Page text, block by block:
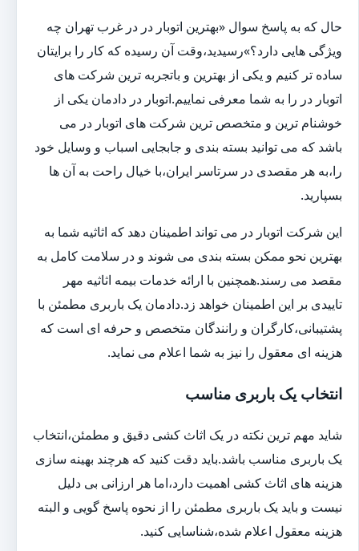
حال که به پاسخ سوال «بهترین اتوبار در در غرب تهران چه
ویژگی هایی دارد؟»رسیدید،وقت آن رسیده که کار را برایتان
ساده تر کنیم و یکی از بهترین و باتجربه ترین شرکت های
اتوبار در را به شما معرفی نماییم.اتوبار در دادمان یکی از
خوشنام ترین و متخصص ترین شرکت های اتوبار در می
باشد که می توانید بسته بندی و جابجایی اسباب و وسایل خود
را،به هر مقصدی در سرتاسر ایران،با خیال راحت به آن ها
بسپارید.
این شرکت اتوبار در می تواند اطمینان دهد که اثاثیه شما به
بهترین نحو ممکن بسته بندی می شوند و در سلامت کامل به
مقصد می رسند.همچنین با ارائه خدمات بیمه اثاثیه مهر
تاییدی بر این اطمینان خواهد زد.دادمان یک باربری مطمئن با
پشتیبانی،کارگران و رانندگان متخصص و حرفه ای است که
هزینه ای معقول را نیز به شما اعلام می نماید.
انتخاب یک باربری مناسب
شاید مهم ترین نکته در یک اثاث کشی دقیق و مطمئن،انتخاب
یک باربری مناسب باشد.باید دقت کنید که هرچند بهینه سازی
هزینه های اثاث کشی اهمیت دارد،اما هر ارزانی بی دلیل
نیست و باید یک باربری مطمئن را از نحوه پاسخ گویی و البته
هزینه معقول اعلام شده،شناسایی کنید.